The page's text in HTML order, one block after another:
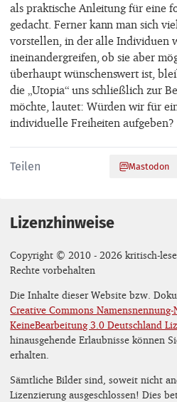
als praktische Anleitung für eine
gedacht. Ferner kann man sich
vorstellen, in der alle Individuen
ineinandergreifen, ob sie aber
überhaupt wünschenswert ist,
die „Utopia“ uns schließlich zur
möchte, lautet: Würden wir für
individuelle Freiheiten aufgeben?
Teilen Mastodon
Lizenzhinweise
Copyright © 2010 - 2026 kritisch-
Rechte vorbehalten
Die Inhalte dieser Website bzw.
Creative Commons
KeineBearbeitung 3.0 Deutschland
hinausgehende Erlaubnisse können
erhalten.
Sämtliche Bilder sind, soweit nicht
Lizenzierung ausgeschlossen! Dies